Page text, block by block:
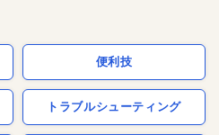
便利技
トラブルシューティング